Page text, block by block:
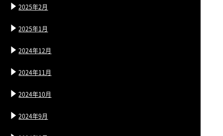
2025年2月
2025年1月
2024年12月
2024年11月
2024年10月
2024年9月